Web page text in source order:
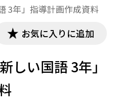
3年」指導計画作成資料
お気に入りに追加
しい国語 3年」